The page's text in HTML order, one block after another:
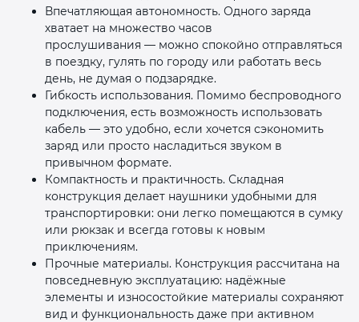
Впечатляющая автономность. Одного заряда
хватает на множество часов
прослушивания — можно спокойно отправляться
в поездку, гулять по городу или работать весь
день, не думая о подзарядке.
Гибкость использования. Помимо беспроводного
подключения, есть возможность использовать
кабель — это удобно, если хочется сэкономить
заряд или просто насладиться звуком в
привычном формате.
Компактность и практичность. Складная
конструкция делает наушники удобными для
транспортировки: они легко помещаются в сумку
или рюкзак и всегда готовы к новым
приключениям.
Прочные материалы. Конструкция рассчитана на
повседневную эксплуатацию: надёжные
элементы и износостойкие материалы сохраняют
вид и функциональность даже при активном